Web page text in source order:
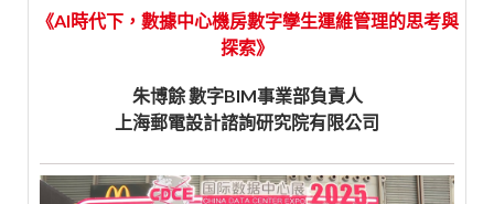
《AI時代下，數據中心機房數字孿生運維管理的思考與
探索》
朱博餘 數字BIM事業部負責人
上海郵電設計諮詢研究院有限公司